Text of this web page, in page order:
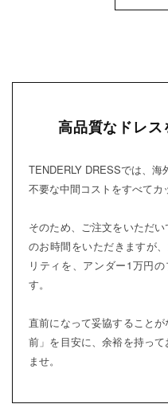
高品質なドレス
TENDERLY DRESSでは、海
不要な中間コストをすべてカ
そのため、ご注文をいただ
のお時間をいただきますが
リティを、アンダー1万円
す。
直前になって妥協すること
前」を目安に、余裕を持っ
ませ。